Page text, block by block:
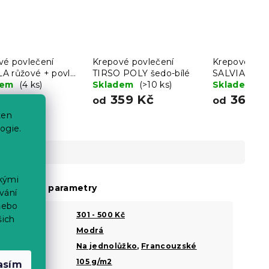
povlečení
růžové + povlak
40x50 cm
(4 ks)
Krepové povlečení
TIRSO POLY šedo-bílé
Skladem
(>10 ks)
od 359 Kč
Krepové
SALVIA
šedohnědé
Skladem
od 369
Doplňkové parametry
Cena 301 - 500 Kč
Modrá
Na jednolůžko, Francouzské
? Gramáž 105 g/m2